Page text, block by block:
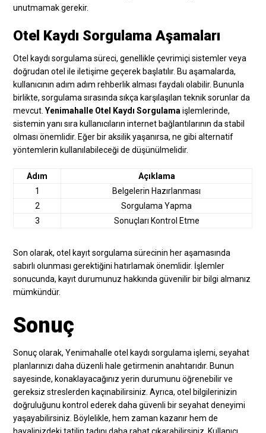
unutmamak gerekir.
Otel Kaydı Sorgulama Aşamaları
Otel kaydı sorgulama süreci, genellikle çevrimiçi sistemler veya
doğrudan otel ile iletişime geçerek başlatılır. Bu aşamalarda,
kullanıcının adım adım rehberlik alması faydalı olabilir. Bununla
birlikte, sorgulama sırasında sıkça karşılaşılan teknik sorunlar da
mevcut.Yenimahalle Otel Kaydı Sorgulama işlemlerinde,
sistemin yanı sıra kullanıcıların internet bağlantılarının da stabil
olması önemlidir. Eğer bir aksilik yaşanırsa, ne gibi alternatif
yöntemlerin kullanılabileceği de düşünülmelidir.
Adım
Açıklama
1
Belgelerin Hazırlanması
2
Sorgulama Yapma
3
Sonuçları Kontrol Etme
Son olarak, otel kayıt sorgulama sürecinin her aşamasında
sabırlı olunması gerektiğini hatırlamak önemlidir. İşlemler
sonucunda, kayıt durumunuz hakkında güvenilir bir bilgi almanız
mümkündür.
Sonuç
Sonuç olarak, Yenimahalle otel kaydı sorgulama işlemi, seyahat
planlarınızı daha düzenli hale getirmenin anahtarıdır. Bunun
sayesinde, konaklayacağınız yerin durumunu öğrenebilir ve
gereksiz streslerden kaçınabilirsiniz. Ayrıca, otel bilgilerinizin
doğruluğunu kontrol ederek daha güvenli bir seyahat deneyimi
yaşayabilirsiniz. Böylelikle, hem zaman kazanır hem de